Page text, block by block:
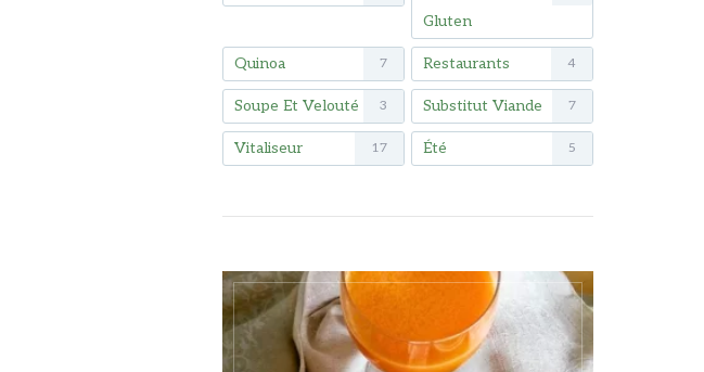
Gluten
Quinoa 7 Restaurants 4
Soupe Et Velouté 3 Substitut Viande 7
Vitaliseur 17 Été 5